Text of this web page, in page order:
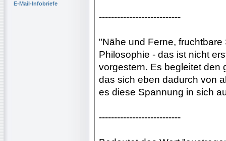
E-Mail-Infobriefe
---------------------------
"Nähe und Ferne,
Philosophie - das ist nicht
vorgestern. Es begleitet den
das sich eben dadurch von
es diese Spannung in sich
---------------------------